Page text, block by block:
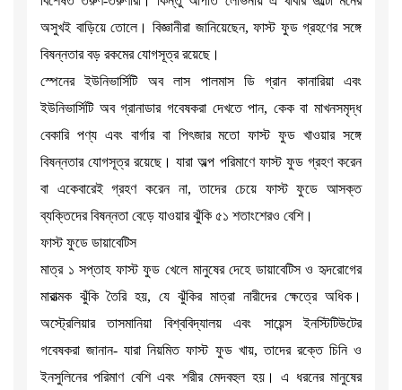
অসুখই বাড়িয়ে তোলে। বিজ্ঞানীরা জানিয়েছেন, ফাস্ট ফুড গ্রহণের সঙ্গে
বিষন্নতার বড় রকমের যোগসূত্র রয়েছে।
স্পেনের ইউনিভার্সিটি অব লাস পালমাস ডি গ্রান কানারিয়া এবং
ইউনিভার্সিটি অব গ্রানাডার গবেষকরা দেখতে পান, কেক বা মাখনসমৃদ্ধ
বেকারি পণ্য এবং বার্গার বা পিৎজার মতো ফাস্ট ফুড খাওয়ার সঙ্গে
বিষন্নতার যোগসূত্র রয়েছে। যারা অল্প পরিমাণে ফাস্ট ফুড গ্রহণ করেন
বা একেবারেই গ্রহণ করেন না, তাদের চেয়ে ফাস্ট ফুডে আসক্ত
ব্যক্তিদের বিষন্নতা বেড়ে যাওয়ার ঝুঁকি ৫১ শতাংশেরও বেশি।
ফাস্ট ফুডে ডায়াবেটিস
মাত্র ১ সপ্তাহ ফাস্ট ফুড খেলে মানুষের দেহে ডায়াবেটিস ও হৃদরোগের
মারাত্মক ঝুঁকি তৈরি হয়, যে ঝুঁকির মাত্রা নারীদের ক্ষেত্রে অধিক।
অস্ট্রেলিয়ার তাসমানিয়া বিশ্ববিদ্যালয় এবং সায়েন্স ইনস্টিটিউটের
গবেষকরা জানান- যারা নিয়মিত ফাস্ট ফুড খায়, তাদের রক্তে চিনি ও
ইনসুলিনের পরিমাণ বেশি এবং শরীর মেদবহুল হয়। এ ধরনের মানুষের